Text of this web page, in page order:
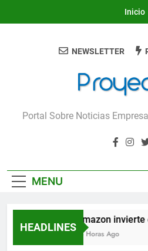
Inicio
Proyecta
Portal Sobre Noticias
NEWSLETTER
MENU
HEADLINES
Amazon invierte
15 Horas Ago